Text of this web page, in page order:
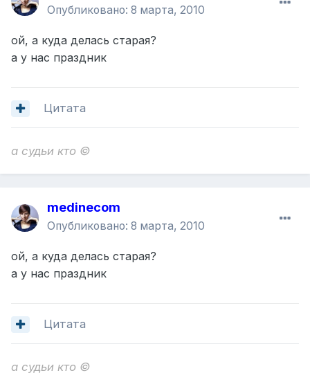
Опубликовано: 8 марта, 2010
ой, а куда делась старая?
а у нас праздник
Цитата
а судьи кто ©
medinecom
Опубликовано: 8 марта, 2010
ой, а куда делась старая?
а у нас праздник
Цитата
а судьи кто ©